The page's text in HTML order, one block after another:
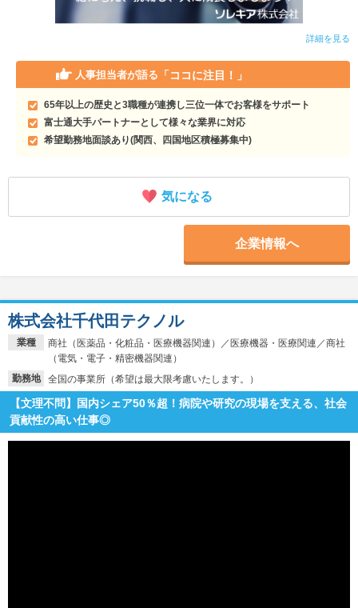
詳細を見る
人事担当者が語る 「ココに注目！」
65年以上の歴史と3職種が連携し三位一体でお客様をサポート
富士通大手パートナーとして様々な業界に対応
希望勤務地面談あり(関西、四国地区積極募集中)
気になる
企業情報へ
業種
商社（医薬品・化粧品・医療機器関連）／医療機器・医療関連／商社
（電気・電子・精密機器関連）
勤務地
全国の事業所（希望は最大限考慮いたします。）
株式会社千代田テクノル
【文理不問】国内シェア50％超！病院や研究の現場を支える、社会
貢献性の高い仕事◎